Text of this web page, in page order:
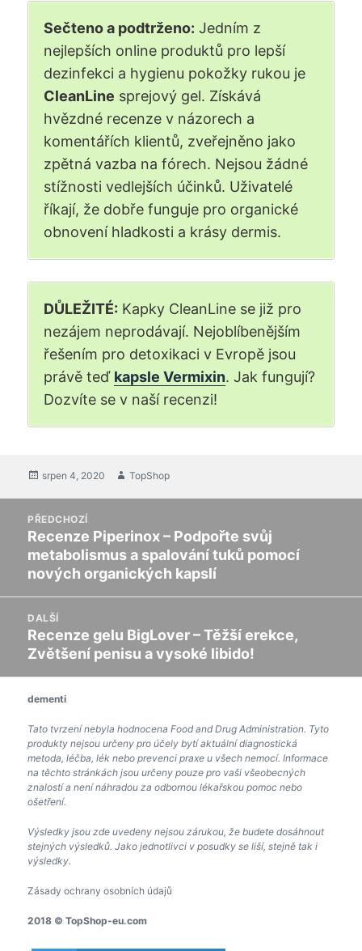
Sečteno a podtrženo: Jedním z
nejlepších online produktů pro lepší
dezinfekci a hygienu pokožky rukou je
CleanLine sprejový gel. Získává
hvězdné recenze v názorech a
komentářích klientů, zveřejněno jako
zpětná vazba na fórech. Nejsou žádné
stížnosti vedlejších účinků. Uživatelé
říkají, že dobře funguje pro organické
obnovení hladkosti a krásy dermis.
DŮLEŽITÉ: Kapky CleanLine se již pro
nezájem neprodávají. Nejoblíbenějším
řešením pro detoxikaci v Evropě jsou
právě teď kapsle Vermixin. Jak fungují?
Dozvíte se v naší recenzi!
Vloženo
srpen 4, 2020 Autor
TopShop
navigaci
PŘEDCHOZÍ
Předchozí
příspěvek:
Recenze Piperinox – Podpořte svůj
metabolismus a spalování tuků pomocí
nových organických kapslí
DALŠÍ
Následující
příspěvek:
Recenze gelu BigLover – Těžší erekce,
Zvětšení penisu a vysoké libido!
dementi
Tato tvrzení nebyla hodnocena Food and Drug Administration. Tyto
produkty nejsou určeny pro účely bytí aktuální diagnostická
metoda, léčba, lék nebo prevenci praxe u všech nemocí. Informace
na těchto stránkách jsou určeny pouze pro vaši všeobecných
znalostí a není náhradou za odbornou lékařskou pomoc nebo
ošetření.
Výsledky jsou zde uvedeny nejsou zárukou, že budete dosáhnout
stejných výsledků. Jako jednotlivci v posudky se liší, stejně tak i
výsledky.
Zásady ochrany osobních údajů
2018 © TopShop-eu.com